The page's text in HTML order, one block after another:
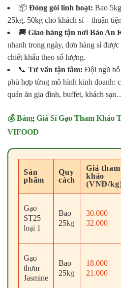
📦 Đóng gói linh hoạt: Bao
25kg, 50kg cho khách sỉ – thuận
🚚 Giao hàng tận nơi Bảo An
nhanh trong ngày, đơn hàng sỉ
chiết khấu theo số lượng.
📞 Tư vấn tận tâm: Đội ngũ hỗ
phù hợp từng mô hình kinh doanh:
quán ăn gia đình, buffet, khách
💰 Bảng Giá Sỉ Gạo Tham Khảo
VIFOOD
Sản
phẩm
Quy
cách
Giá tham
khảo
(VNĐ/
Gạo
ST25
loại 1
Bao
25kg
30.000 –
32.000
Gạo
thơm
Jasmine
Bao
25kg
18.000 –
21.000